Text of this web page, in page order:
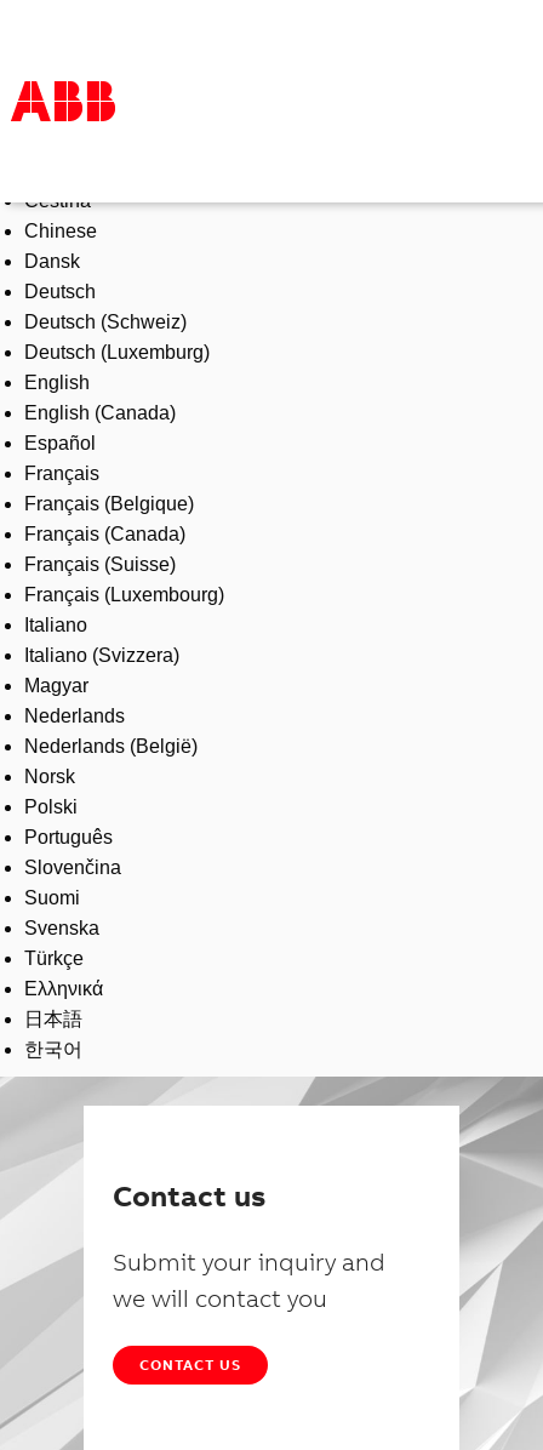
Products & Solutions
Industries
Services
About us
Where to buy
Contact us
Careers
Čeština
Chinese
Dansk
Deutsch
Deutsch (Schweiz)
Deutsch (Luxemburg)
English
English (Canada)
Español
Français
Français (Belgique)
Français (Canada)
Français (Suisse)
Français (Luxembourg)
Italiano
Italiano (Svizzera)
Magyar
Nederlands
Nederlands (België)
Norsk
Polski
Português
Slovenčina
Suomi
Svenska
Türkçe
Ελληνικά
日本語
한국어
Contact us
Submit your inquiry and
we will contact you
CONTACT US